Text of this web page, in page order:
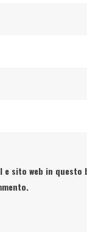
e sito web in questo